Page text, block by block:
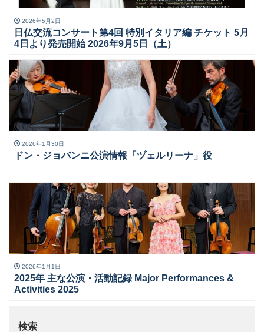
2026年5月2日
日仏交流コンサート第4回 特別イタリア編 チケット 5月
4日より発売開始 2026年9月5日（土）
2026年1月30日
ドン・ジョバンニ公演情報「ヅェルリーナ」役
2026年1月1日
2025年 主な公演・活動記録 Major Performances &
Activities 2025
検索